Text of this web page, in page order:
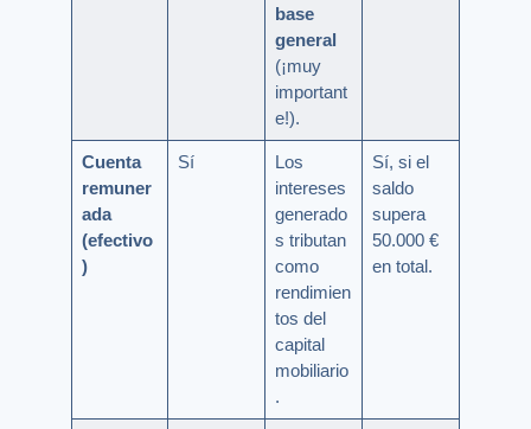
base
general
(¡muy
important
e!).
Cuenta
remuner
ada
(efectivo
)
Sí
Los
intereses
generado
s tributan
como
rendimien
tos del
capital
mobiliario
.
Sí, si el
saldo
supera
50.000 €
en total.